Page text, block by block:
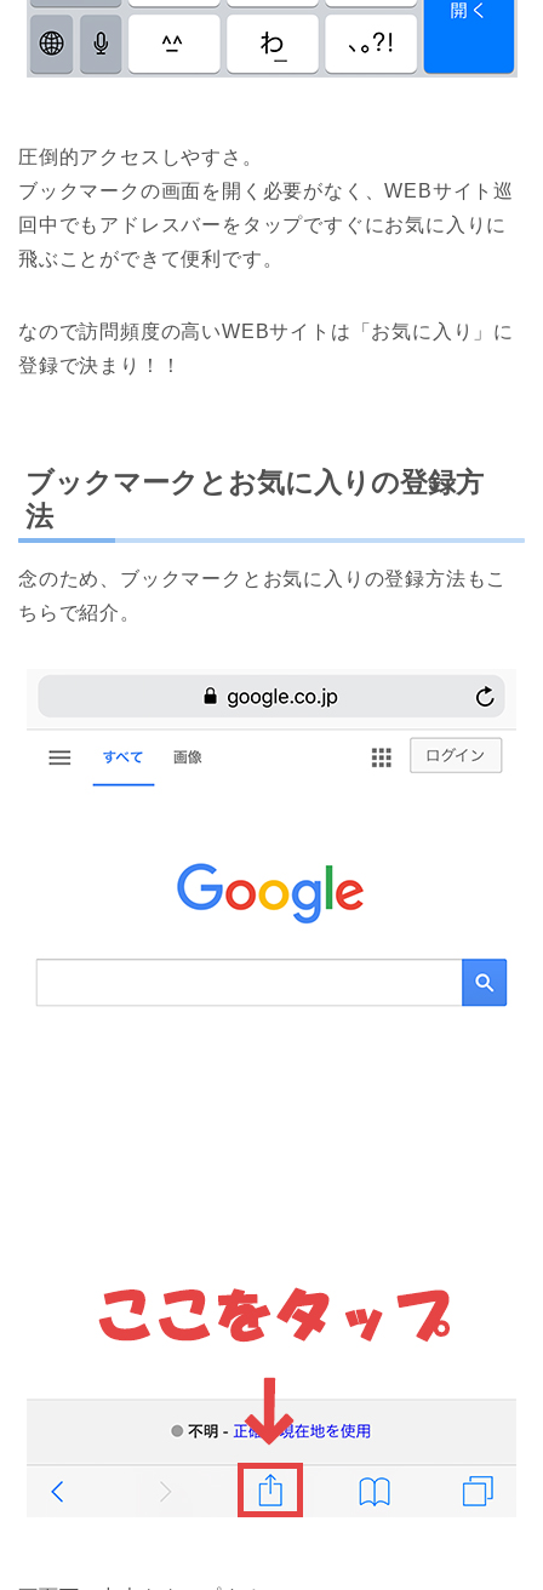
圧倒的アクセスしやすさ。
ブックマークの画面を開く必要がなく、WEBサイト巡
回中でもアドレスバーをタップですぐにお気に入りに
飛ぶことができて便利です。
なので訪問頻度の高いWEBサイトは「お気に入り」に
登録で決まり！！
ブックマークとお気に入りの登録方
法
念のため、ブックマークとお気に入りの登録方法もこ
ちらで紹介。